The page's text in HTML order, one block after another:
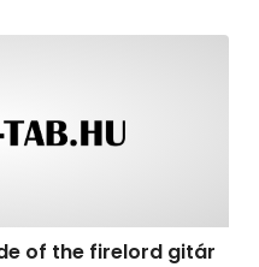
of the firelord gitár